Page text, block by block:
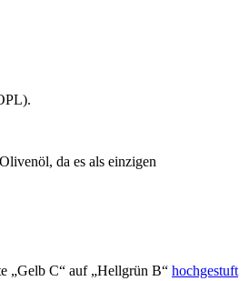
da es als einzigen
„Gelb C“ auf „Hellgrün B“ hochgestuft